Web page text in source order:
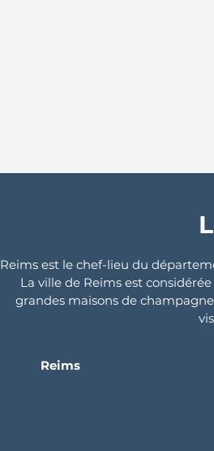
Reims est le chef-lieu du
La ville de Reims est
grandes maisons de
Reims